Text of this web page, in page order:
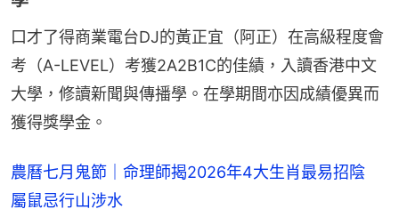
口才了得商業電台DJ的黃正宜（阿正）在高級程度會
考（A-LEVEL）考獲2A2B1C的佳績，入讀香港中文
大學，修讀新聞與傳播學。在學期間亦因成績優異而
獲得獎學金。
農曆七月鬼節｜命理師揭2026年4大生肖最易招陰
屬鼠忌行山涉水